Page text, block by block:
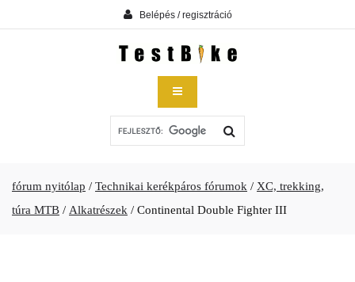
Belépés / regisztráció
fórum nyitólap / Technikai kerékpáros fórumok / XC, trekking,
túra MTB / Alkatrészek / Continental Double Fighter III